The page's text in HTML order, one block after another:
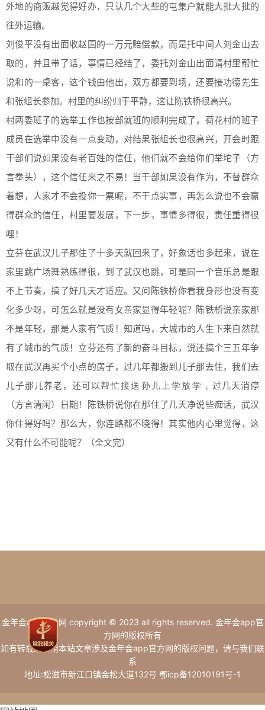
外地的商贩越觉得好办，只认几个大些的屯集户就能大批大批的
往外运输。
刘俊平没有出面收赵国的一万元赔偿款，而是托中间人刘金山去
取的，并且带了话，事情已经结了，委托刘金山出面请村里帮忙
说和的一桌客，这个钱由他出，双方都要到场，还要接功德先生
和张组长参加。村里的纠纷归于平静，这让陈铁桥很高兴。
村两委班子的选举工作也按部就班的顺利完成了，荷花村的班子
成员在选举中没有一点变动，对结果张组长也很高兴，开会时跟
干部们说如果没有老百姓的信任，他们就不会给你们举坨子（方
言拳头），这个信任来之不易！当干部如果没有作为，不替群众
着想，人家才不会投你一票呢，不干点实事，再怎么说也不会赢
得群众的信任，村里要发展，下一步，事情多得很，责任重得很
哩！
立芬在武汉儿子那住了十多天就回来了，好象话也多起来，说在
家里跳广场舞熟练得很，到了武汉也跳，可是同一个音乐总是跟
不上节奏，搞了好几天才适应。又问陈铁桥你看我身形也没有变
化多少呀，可怎么就是没有女亲家显得年轻呢？陈铁桥说亲家那
不是年轻，那是人家有气质！知道吗，大城市的人生下来自然就
有了城市的气质！立芬还有了新的奋斗目标，说还搞个三五年争
取在武汉再买个小点的房子，过几年都搬到儿子那去住，我们去
儿子那儿养老，还可以帮忙接送孙儿上学放学，过几天消停
（方言清闲）日期！陈铁桥说你在那住了几天净说些痴话，武汉
你住得好吗？那么大，你连路都不晓得！其实他内心里觉得，这
又有什么不可能呢？（全文完）
金年会app官方网 copyright © 2023 all rights reserved. 金年会app官
方网的版权所有
如有转载或引用本站文章涉及金年会app官方网的版权问题，请与我们联
系
地址:松滋市新江口镇金松大道132号 鄂icp备12010191号-1